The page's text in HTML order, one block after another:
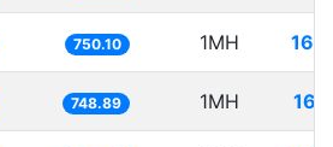
750.10 1MH
748.89 1MH